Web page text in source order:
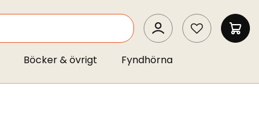
SEARCH
MIN
Böcker & övrigt Fyndhörna